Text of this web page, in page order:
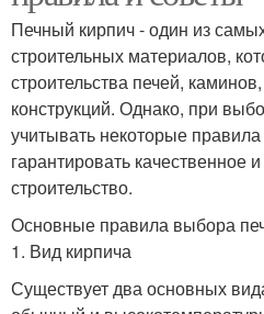
Печный кирпич - один из
строительных материалов,
строительства печей,
конструкций. Однако, при
учитывать некоторые
гарантировать качественное
строительство.
Основные правила выбора
1. Вид кирпича
Существует два основных